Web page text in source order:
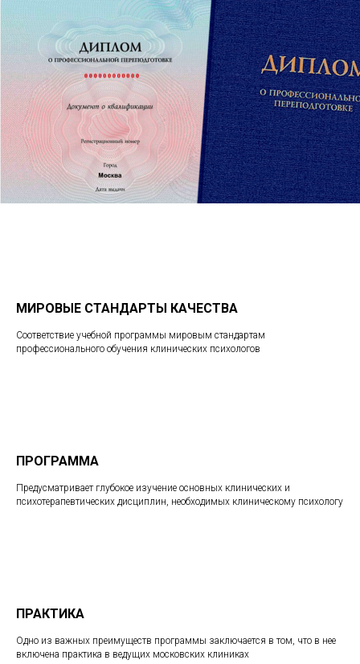
МИРОВЫЕ СТАНДАРТЫ КАЧЕСТВА
Соответствие учебной программы мировым стандартам
профессионального обучения клинических психологов
ПРОГРАММА
Предусматривает глубокое изучение основных клинических и
психотерапевтических дисциплин, необходимых клиническому психологу
ПРАКТИКА
Одно из важных преимуществ программы заключается в том, что в нее
включена практика в ведущих московских клиниках